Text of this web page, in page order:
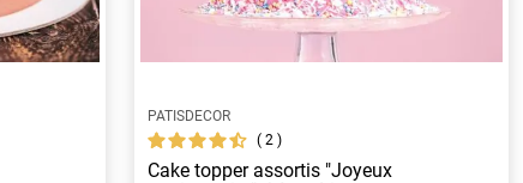
PATISDECOR
2
Cake topper assortis "Joyeux